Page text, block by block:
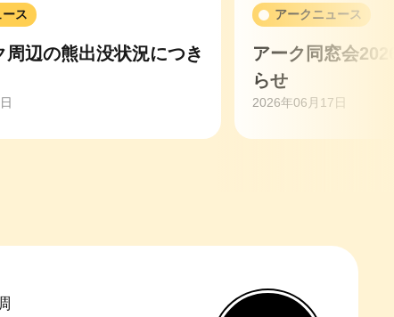
ス
周辺の熊出没状況につき
アークニュース
アーク同窓会
らせ
2026年06月17日